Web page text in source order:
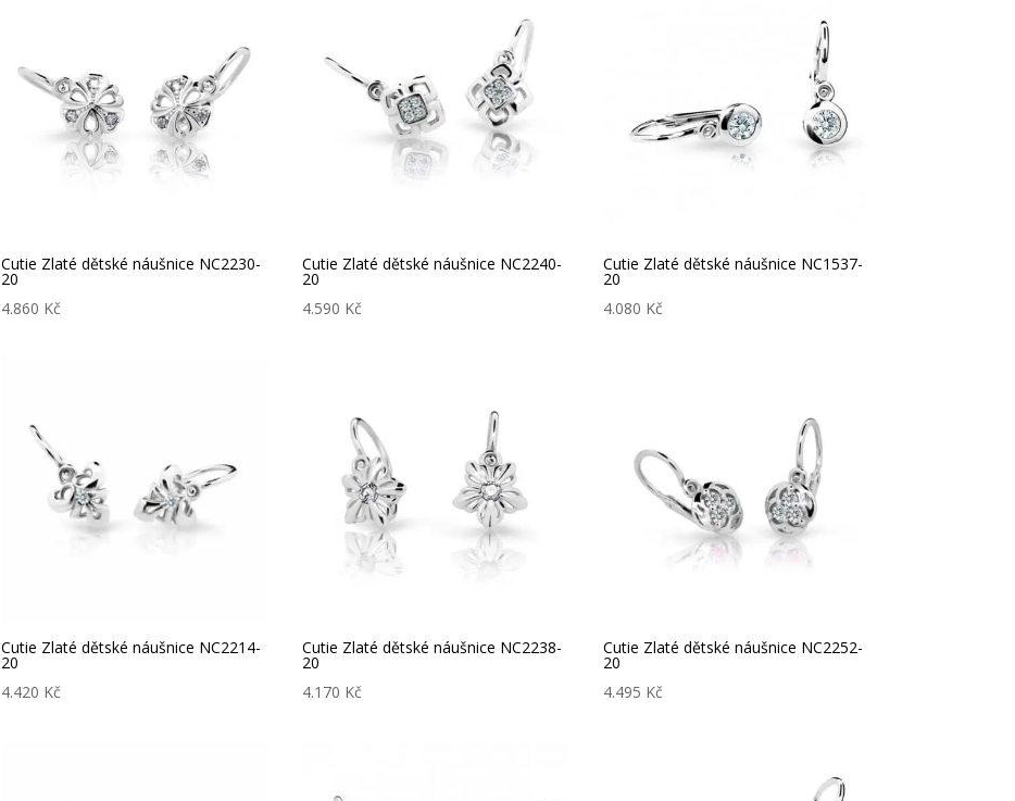
Cutie Zlaté dětské náušnice NC2230-
20
4.860 Kč
Cutie Zlaté dětské náušnice NC2240-
20
4.590 Kč
Cutie Zlaté dětské náušnice NC1537-
20
4.080 Kč
Cutie Zlaté dětské náušnice NC2214-
20
4.420 Kč
Cutie Zlaté dětské náušnice NC2238-
20
4.170 Kč
Cutie Zlaté dětské náušnice NC2252-
20
4.495 Kč